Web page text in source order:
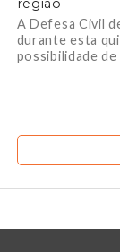
região
A Defesa Civil
durante esta
possibilidade